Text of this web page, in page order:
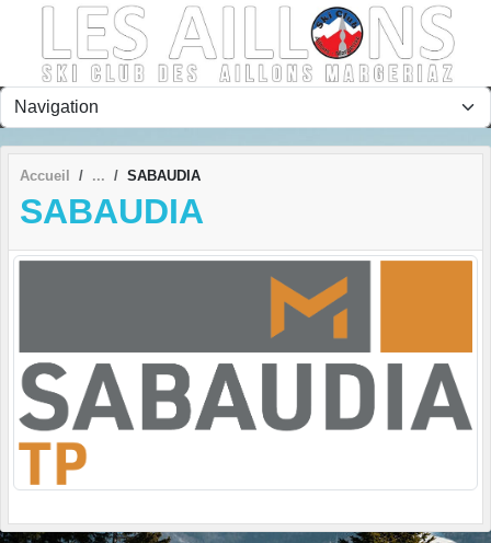
Accueil SABAUDIA
SABAUDIA
Panneau de gestion des cookies